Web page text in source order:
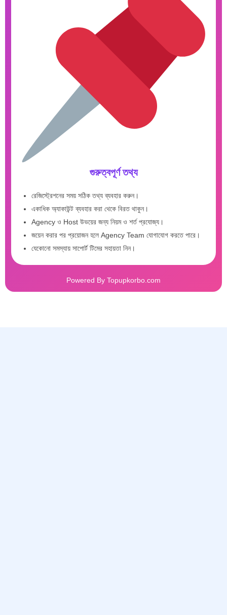
গুরুত্বপূর্ণ তথ্য
রেজিস্ট্রেশনের সময় সঠিক তথ্য ব্যবহার করুন।
একাধিক অ্যাকাউন্ট ব্যবহার করা থেকে বিরত থাকুন।
Agency ও Host উভয়ের জন্য নিয়ম ও শর্ত প্রযোজ্য।
জয়েন করার পর প্রয়োজন হলে Agency Team যোগাযোগ করতে পারে।
যেকোনো সমস্যায় সাপোর্ট টিমের সহায়তা নিন।
Powered By Topupkorbo.com